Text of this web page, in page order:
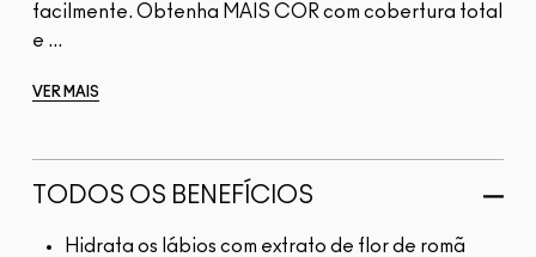
facilmente. Obtenha MAIS COR com cobertura total
e ...
VER MAIS
TODOS OS BENEFÍCIOS
Hidrata os lábios com extrato de flor de romã